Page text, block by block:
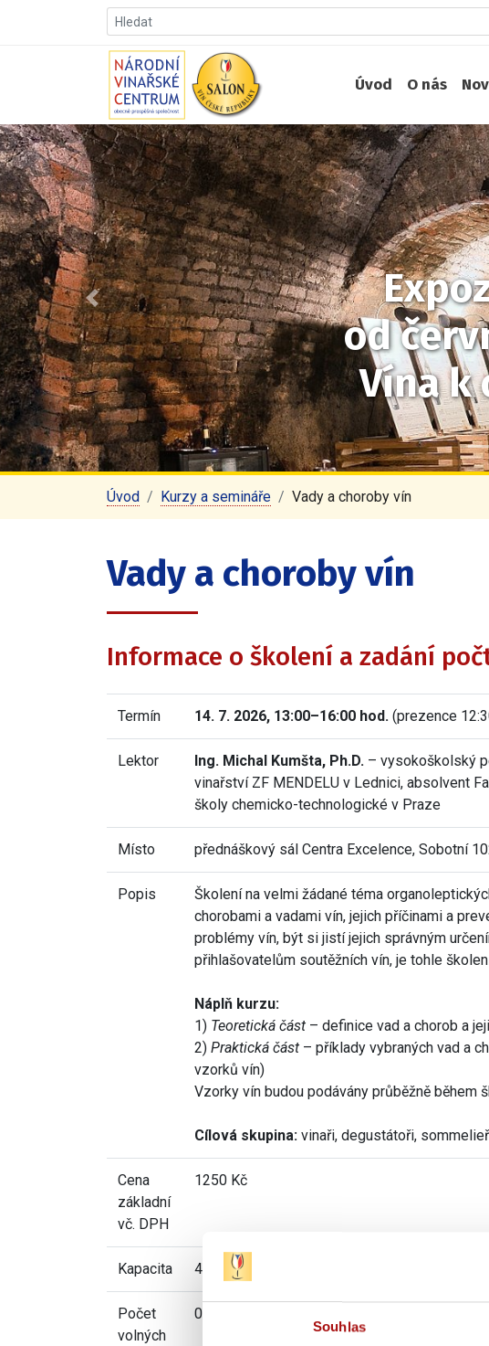
Souhlas
Úvod O nás
od
Vína
Předchozí
Úvod Kurzy a semináře Vady a choroby vín
Vady a choroby vín
Informace o školení a zadání
Termín 14. 7. 2026, 13:00–16:00 hod. (prezence
Lektor Ing. Michal Kumšta, Ph.D. – vysokoškolský
vinařství ZF MENDELU v Lednici, absolvent
školy chemicko-technologické v Praze
Místo přednáškový sál Centra Excelence, Sobotní
Popis
Školení na velmi žádané téma
chorobami a vadami vín, jejich příčinami a
problémy vín, být si jistí jejich správným
přihlašovatelům soutěžních vín, je tohle
Náplň kurzu:
1) Teoretická část – definice vad a chorob a
2) Praktická část – příklady vybraných vad a
vzorků vín)
Vzorky vín budou podávány průběžně během
Cílová skupina: vinaři, degustátoři,
Cena
základní
vč. DPH
1250 Kč
Kapacita 40
Počet
volných
0